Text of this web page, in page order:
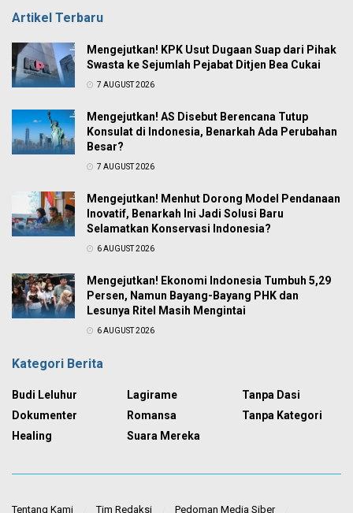
Artikel Terbaru
Mengejutkan! KPK Usut Dugaan Suap dari Pihak
Swasta ke Sejumlah Pejabat Ditjen Bea Cukai
7 AUGUST 2026
Mengejutkan! AS Disebut Berencana Tutup
Konsulat di Indonesia, Benarkah Ada Perubahan
Besar?
7 AUGUST 2026
Mengejutkan! Menhut Dorong Model Pendanaan
Inovatif, Benarkah Ini Jadi Solusi Baru
Selamatkan Konservasi Indonesia?
6 AUGUST 2026
Mengejutkan! Ekonomi Indonesia Tumbuh 5,29
Persen, Namun Bayang-Bayang PHK dan
Lesunya Ritel Masih Mengintai
6 AUGUST 2026
Kategori Berita
Budi Leluhur
Dokumenter
Healing
Lagirame
Romansa
Suara Mereka
Tanpa Dasi
Tanpa Kategori
Tentang Kami Tim Redaksi Pedoman Media Siber